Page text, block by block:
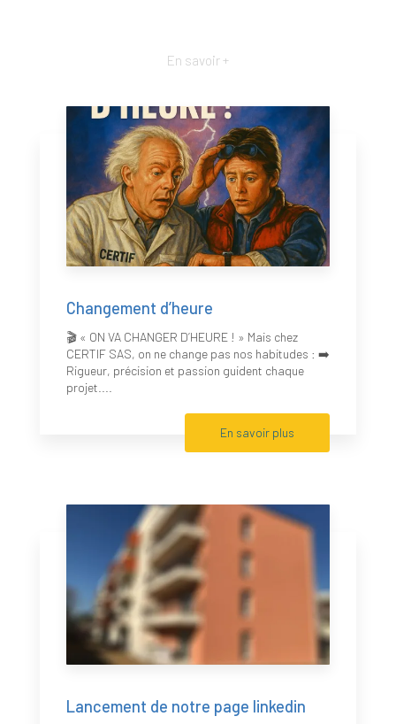
En savoir +
Changement d’heure
🎬 « ON VA CHANGER D’HEURE ! » Mais chez
CERTIF SAS, on ne change pas nos habitudes : ➡️
Rigueur, précision et passion guident chaque
projet....
En savoir plus
Lancement de notre page linkedin